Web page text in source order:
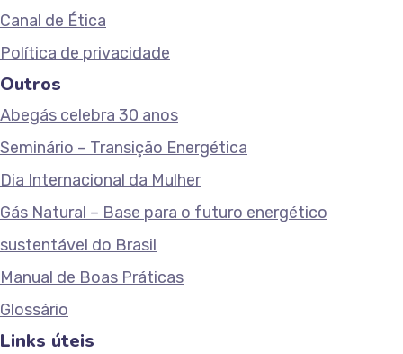
Canal de Ética
Política de privacidade
Outros
Abegás celebra 30 anos
Seminário – Transição Energética
Dia Internacional da Mulher
Gás Natural – Base para o futuro energético
sustentável do Brasil
Manual de Boas Práticas
Glossário
Links úteis